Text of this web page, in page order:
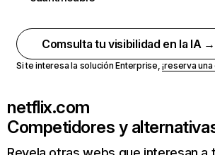
Comsulta tu visibilidad en la IA →
Si te interesa la solución Enterprise,¡reserva
netflix.com
Competidores y